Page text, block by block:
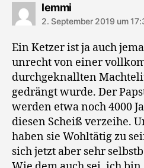
lemmisagt:
2. September 2019 um
Ein Ketzer ist ja auch
unrecht von einer
durchgeknallten
gedrängt wurde. Der
werden etwa noch 4000
diesen Scheiß verzeihe.
haben sie Wohltätig zu
sich jetzt aber sehr